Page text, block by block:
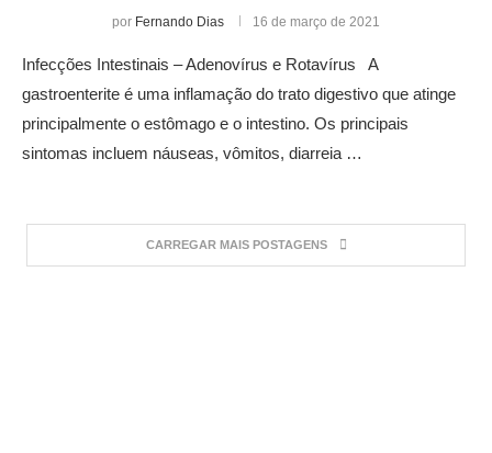
por Fernando Dias 16 de março de 2021
Infecções Intestinais – Adenovírus e Rotavírus A
gastroenterite é uma inflamação do trato digestivo que atinge
principalmente o estômago e o intestino. Os principais
sintomas incluem náuseas, vômitos, diarreia …
CARREGAR MAIS POSTAGENS